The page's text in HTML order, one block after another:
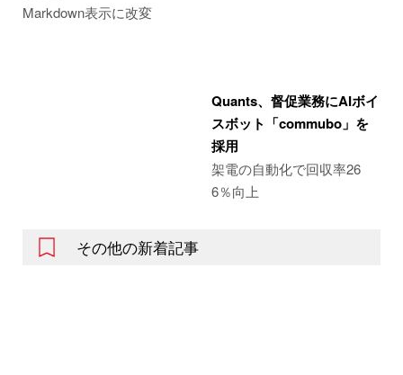
Markdown表示に改変
Quants、督促業務にAIボイ
スボット「commubo」を
採用
架電の自動化で回収率26
6％向上
その他の新着記事